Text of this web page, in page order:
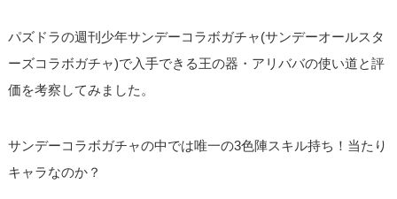
パズドラの週刊少年サンデーコラボガチャ(サンデーオールスタ
ーズコラボガチャ)で入手できる王の器・アリババの使い道と評
価を考察してみました。
サンデーコラボガチャの中では唯一の3色陣スキル持ち！当たり
キャラなのか？